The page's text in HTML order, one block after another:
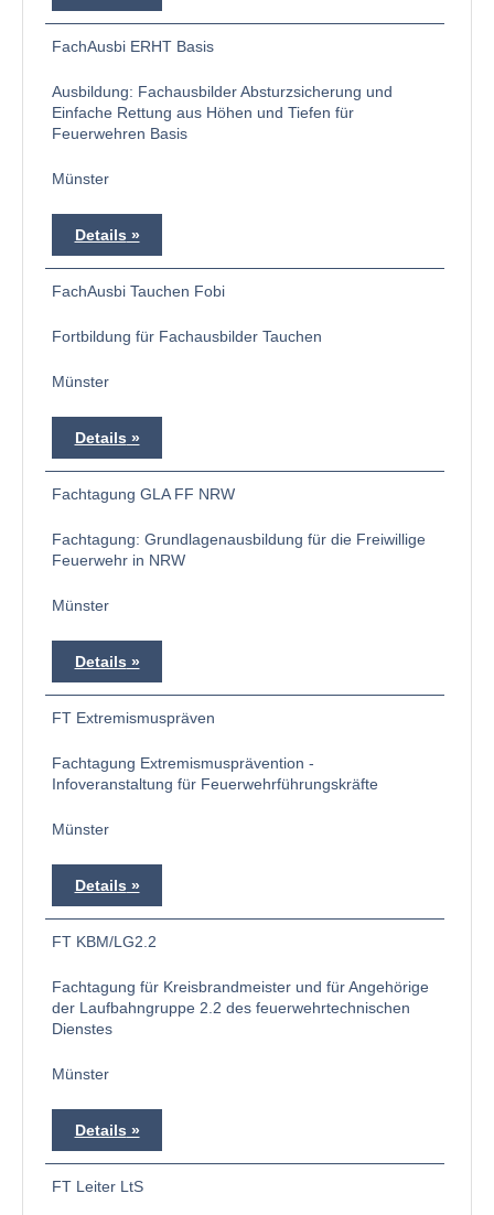
FachAusbi ERHT Basis
Ausbildung: Fachausbilder Absturzsicherung und
Einfache Rettung aus Höhen und Tiefen für
Feuerwehren Basis
Münster
Details
FachAusbi Tauchen Fobi
Fortbildung für Fachausbilder Tauchen
Münster
Details
Fachtagung GLA FF NRW
Fachtagung: Grundlagenausbildung für die Freiwillige
Feuerwehr in NRW
Münster
Details
FT Extremismuspräven
Fachtagung Extremismusprävention -
Infoveranstaltung für Feuerwehrführungskräfte
Münster
Details
FT KBM/LG2.2
Fachtagung für Kreisbrandmeister und für Angehörige
der Laufbahngruppe 2.2 des feuerwehrtechnischen
Dienstes
Münster
Details
FT Leiter LtS